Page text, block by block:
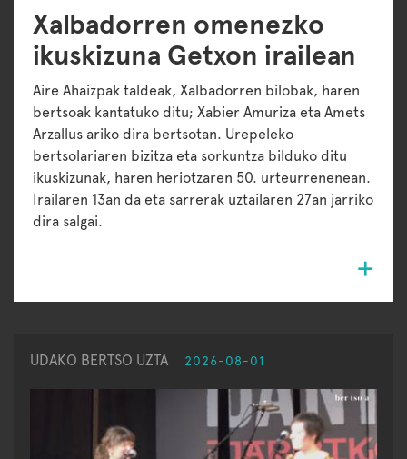
Xalbadorren omenezko
ikuskizuna Getxon irailean
Aire Ahaizpak taldeak, Xalbadorren bilobak, haren
bertsoak kantatuko ditu; Xabier Amuriza eta Amets
Arzallus ariko dira bertsotan. Urepeleko
bertsolariaren bizitza eta sorkuntza bilduko ditu
ikuskizunak, haren heriotzaren 50. urteurrenenean.
Irailaren 13an da eta sarrerak uztailaren 27an jarriko
dira salgai.
UDAKO BERTSO UZTA 2026-08-01